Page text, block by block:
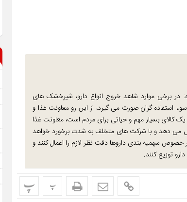
در برخی موارد شاهد خروج انواع دارو، شیرخشک های
استفاده گران صورت می گیرد، از این رو معاونت غذا و
کالای بسیار مهم و حیاتی برای مردم است، معاونت غذا
می دهد و با شرکت های متخلف به شدت برخورد خواهد
سهمیه بندی داروها دقت نظر لازم را اعمال کنند و
توزیع کنند.
پ پ